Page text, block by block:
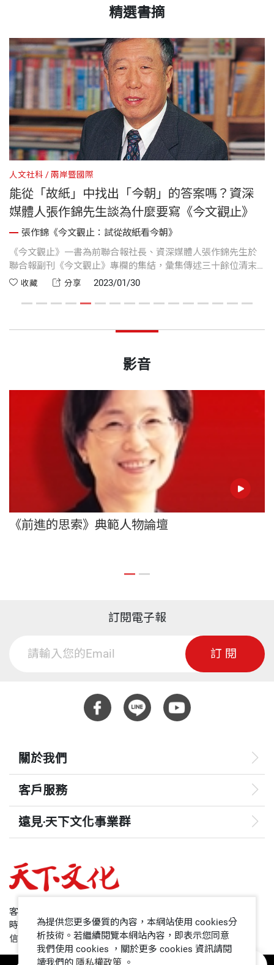
精選書摘
人文社科 兩岸暨國際
能從「故紙」中找出「今朝」的答案嗎？資深
媒體人張作錦先生談為什麼要寫《今文觀止》
張作錦《今文觀止：試從故紙看今朝》
《今文觀止》一書為前聯合報社長、資深媒體人張作錦先生於
聯合報副刊《今文觀止》專欄的集結，彙集傳述三十餘位清末
民初重要人物的作為。談及為什麼要寫《今文觀止》，張作錦
何變遷演進的。」
收藏 分享 2023/01/30
影音
《前進的思索》典範人物論壇
訂閱電子報
訂閱
關於我們
客戶服務
遠見‧天下文化事業群
哈佛商業評論
領導影響力學院
客服專線：+886 2 2662-0012
時間：週一~週五9:00~12:30;13:30~17:00
信箱：service@cwgv.com.tw
為提供您更多優質的內容，本網站使用 cookies分
析技術。若繼續閱覽本網站內容，即表示您同意
我們使用 cookies ，關於更多 cookies 資訊請閱
讀我們的 隱私權政策 。